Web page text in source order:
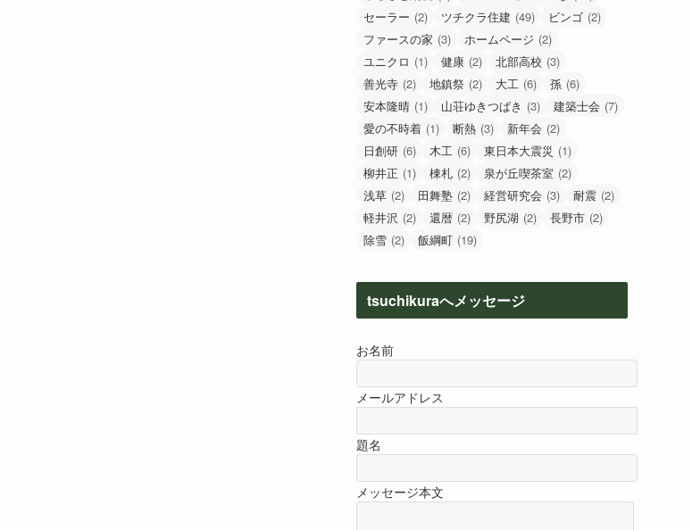
セーラー (2) ツチクラ住建 (49) ビンゴ (2)
ファースの家 (3) ホームページ (2)
ユニクロ (1) 健康 (2) 北部高校 (3)
善光寺 (2) 地鎮祭 (2) 大工 (6) 孫 (6)
安本隆晴 (1) 山荘ゆきつばき (3) 建築士会 (7)
愛の不時着 (1) 断熱 (3) 新年会 (2)
日創研 (6) 木工 (6) 東日本大震災 (1)
柳井正 (1) 棟札 (2) 泉が丘喫茶室 (2)
浅草 (2) 田舞塾 (2) 経営研究会 (3) 耐震 (2)
軽井沢 (2) 還暦 (2) 野尻湖 (2) 長野市 (2)
除雪 (2) 飯綱町 (19)
tsuchikuraへメッセージ
お名前
メールアドレス
題名
メッセージ本文